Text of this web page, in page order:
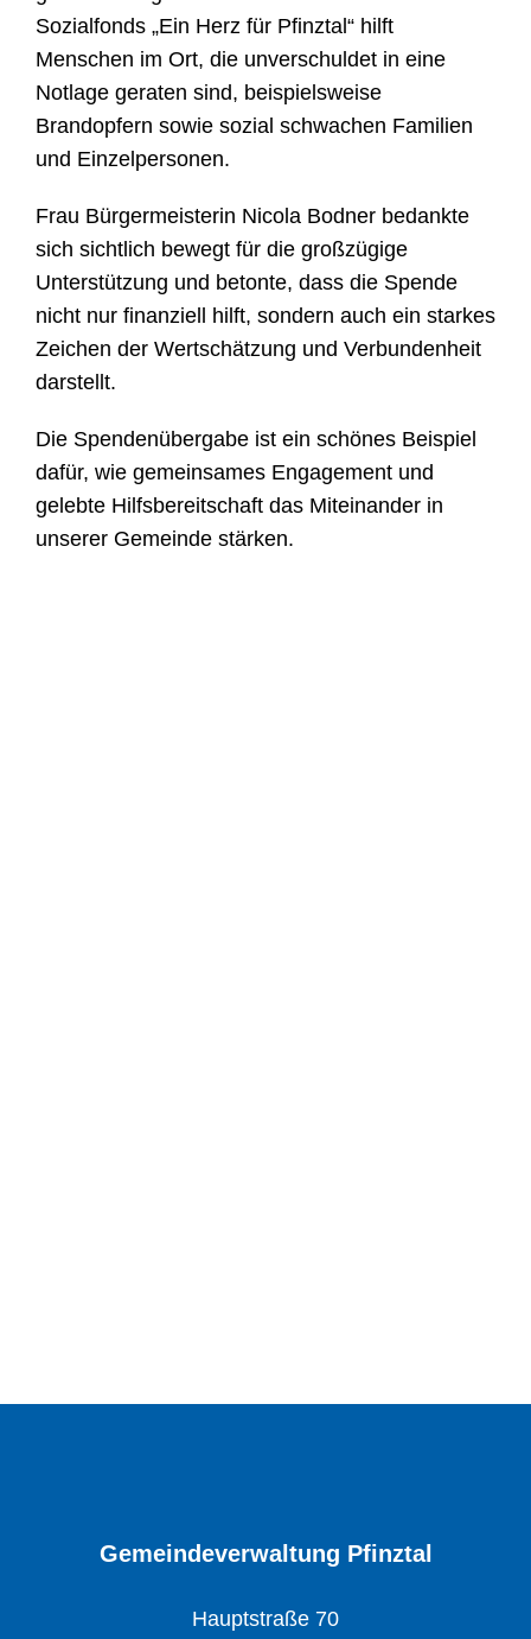
Sozialfonds „Ein Herz für Pfinztal“ hilft
Menschen im Ort, die unverschuldet in eine
Notlage geraten sind, beispielsweise
Brandopfern sowie sozial schwachen Familien
und Einzelpersonen.
Frau Bürgermeisterin Nicola Bodner bedankte
sich sichtlich bewegt für die großzügige
Unterstützung und betonte, dass die Spende
nicht nur finanziell hilft, sondern auch ein starkes
Zeichen der Wertschätzung und Verbundenheit
darstellt.
Die Spendenübergabe ist ein schönes Beispiel
dafür, wie gemeinsames Engagement und
gelebte Hilfsbereitschaft das Miteinander in
unserer Gemeinde stärken.
Gemeindeverwaltung Pfinztal
Hauptstraße 70